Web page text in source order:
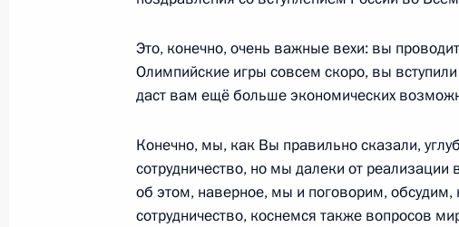
Во Владивостоке завершилась встреча
форума АТЭС
8 сентября 2012 года, суббота
Это, конечно, очень важные вехи: вы
Олимпийские игры совсем скоро, вы
даст вам ещё больше экономических
Конечно, мы, как Вы правильно сказали,
сотрудничество, но мы далеки от реализации
об этом, наверное, мы и поговорим,
сотрудничество, коснемся также вопросов